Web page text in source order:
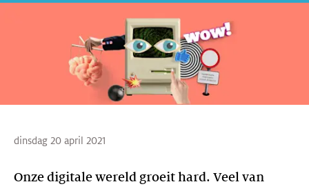
dinsdag 20 april 2021
Onze digitale wereld groeit hard. Veel van